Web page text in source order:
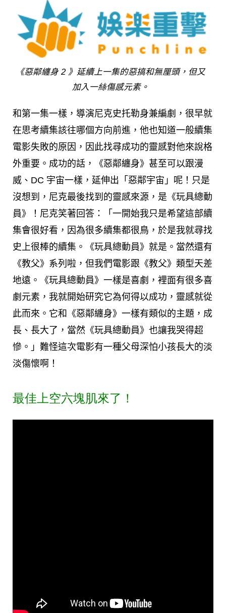
《惡鄰纏身 2 》延續上一集的惡搞和無厘頭，但又
加入一絲傷感元素。
和第一集一樣，導演尼克史托勒身兼編劇，很早就
在思考續集該往哪個方向前進，他也知道一般續集
電影失敗的原因，因此找尋成功的靈感對他來說格
外重要。成功的話，《惡鄰纏身》甚至可以跟漫
威、DC 宇宙一樣，延伸出「惡鄰宇宙」呢！只是
沒想到，尼克最後找到的靈感來源，是《玩具總動
員》！尼克笑著回答：「一開始我只是希望這部續
集會很好看，因為很多續集都很鳥，於是我就尋找
史上很棒的續集。《玩具總動員》就是。當然還有
《教父》系列啦，但我們電影跟《教父》類型天差
地遠。《玩具總動員》一樣是喜劇，裡面有很多喜
劇元素，我就開始研究它為何得以成功，靈感就從
此而來。它和《惡鄰纏身》一樣有類似的主題，成
長、長大了，當然《玩具總動員》也讓我哭得超
慘。」難怪這次電影有一種父母深怕小孩長大的淡
淡傷懷啊！
最佳上空六塊肌來了！